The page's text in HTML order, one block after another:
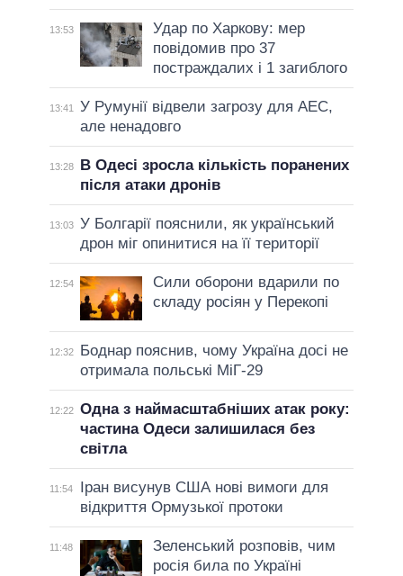
13:53
Удар по Харкову: мер
повідомив про 37
постраждалих і 1 загиблого
13:41
У Румунії відвели загрозу для АЕС,
але ненадовго
13:28
В Одесі зросла кількість поранених
після атаки дронів
13:03 У Болгарії пояснили, як український
дрон міг опинитися на її території
12:54
Сили оборони вдарили по
складу росіян у Перекопі
12:32
Боднар пояснив, чому Україна досі не
отримала польські МіГ-29
12:22 Одна з наймасштабніших атак року:
частина Одеси залишилася без
світла
11:54
Іран висунув США нові вимоги для
відкриття Ормузької протоки
11:48
Зеленський розповів, чим
росія била по Україні